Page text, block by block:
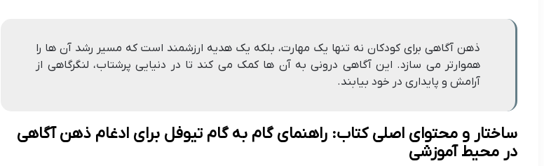
ذهن آگاهی برای کودکان نه تنها یک مهارت، بلکه یک هدیه ارزشمند است که مسیر رشد آن ها را
هموارتر می سازد. این آگاهی درونی به آن ها کمک می کند تا در دنیایی پرشتاب، لنگرگاهی از
آرامش و پایداری در خود بیابند.
ساختار و محتوای اصلی کتاب: راهنمای گام به گام تیوفل برای ادغام ذهن آگاهی
در محیط آموزشی